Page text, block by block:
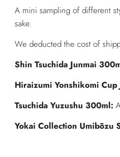
A mini sampling of different
sake.
We deducted the cost of
Shin Tsuchida Junmai
Hiraizumi Yonshikomi
Tsuchida Yuzushu 300ml:
Yokai Collection Umibōzu